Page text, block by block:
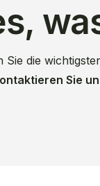
Sie die
Sie